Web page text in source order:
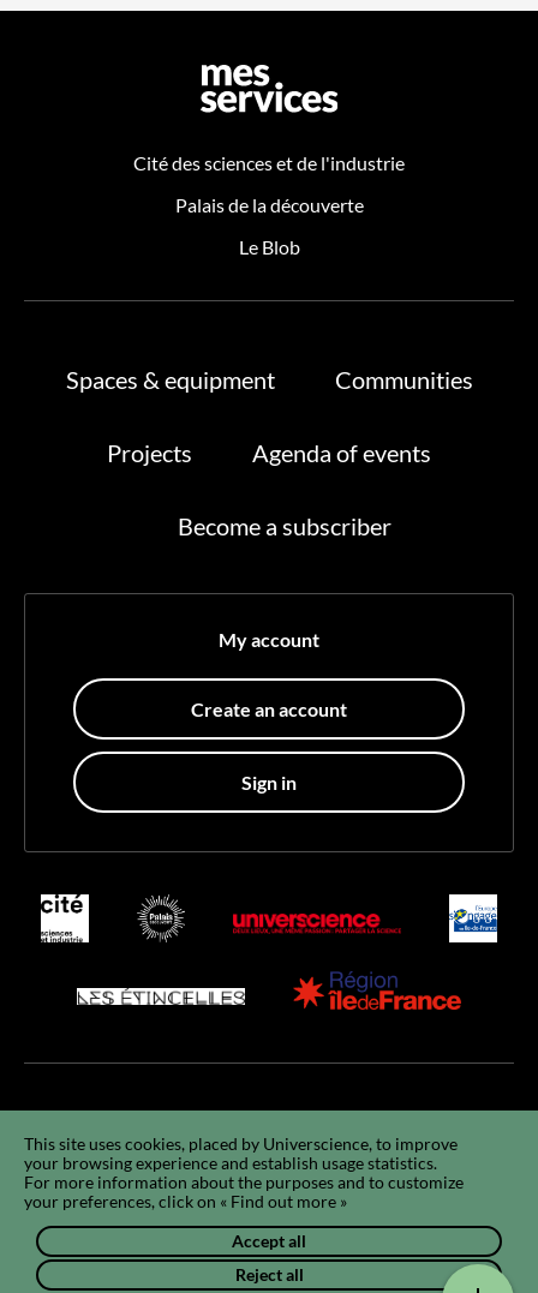
This site uses cookies, placed by Universcience, to improve
your browsing experience and establish usage statistics.
For more information about the purposes and to customize
your preferences, click on « Find out more »
Accept all
Reject all
Cité des sciences et de l'industrie
Palais de la découverte
Le Blob
My account
Create an account
Sign in
Spaces & equipment Communities
Projects Agenda of events
Become a subscriber
Using cookies Sitemap Q&A FR